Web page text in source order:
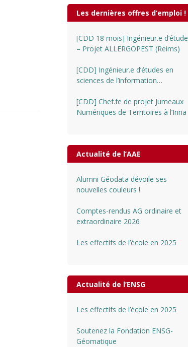
Les dernières offres d’emploi !
[CDD 18 mois] Ingénieur.e d’étude
– Projet ALLERGOPEST (Reims)
[CDD] Ingénieur.e d’études en
sciences de l’information
[CDD] Chef.fe de projet Jumeaux
Numériques de Territoires à l’Inria
Actualité de l’AAE
Alumni Géodata dévoile ses
nouvelles couleurs !
Comptes-rendus AG ordinaire et
extraordinaire 2026
Les effectifs de l’école en 2025
Actualité de l’ENSG
Les effectifs de l’école en 2025
Soutenez la Fondation ENSG-
Géomatique